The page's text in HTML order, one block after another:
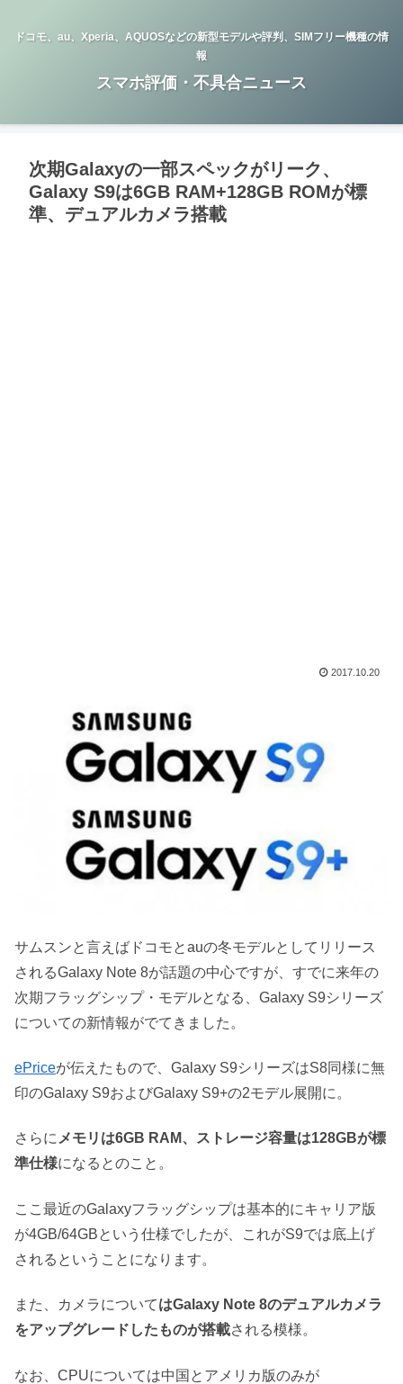
ドコモ、au、Xperia、AQUOSなどの新型モデルや評判、SIMフリー機種の情
報
スマホ評価・不具合ニュース
次期Galaxyの一部スペックがリーク、
Galaxy S9は6GB RAM+128GB ROMが標
準、デュアルカメラ搭載
2017.10.20
サムスンと言えばドコモとauの冬モデルとしてリリース
されるGalaxy Note 8が話題の中心ですが、すでに来年の
次期フラッグシップ・モデルとなる、Galaxy S9シリーズ
についての新情報がでてきました。
ePriceが伝えたもので、Galaxy S9シリーズはS8同様に無
印のGalaxy S9およびGalaxy S9+の2モデル展開に。
さらにメモリは6GB RAM、ストレージ容量は128GBが標
準仕様になるとのこと。
ここ最近のGalaxyフラッグシップは基本的にキャリア版
が4GB/64GBという仕様でしたが、これがS9では底上げ
されるということになります。
また、カメラについてはGalaxy Note 8のデュアルカメラ
をアップグレードしたものが搭載される模様。
なお、CPUについては中国とアメリカ版のみが